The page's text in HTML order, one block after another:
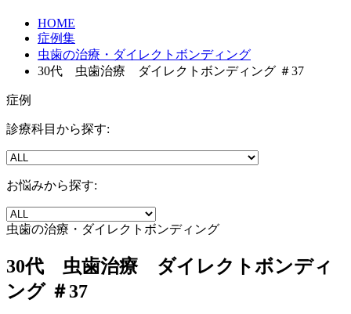
HOME
症例集
虫歯の治療・ダイレクトボンディング
30代 虫歯治療 ダイレクトボンディング ＃37
症例
診療科目から探す:
お悩みから探す:
虫歯の治療・ダイレクトボンディング
30代 虫歯治療 ダイレクトボンディ
ング ＃37